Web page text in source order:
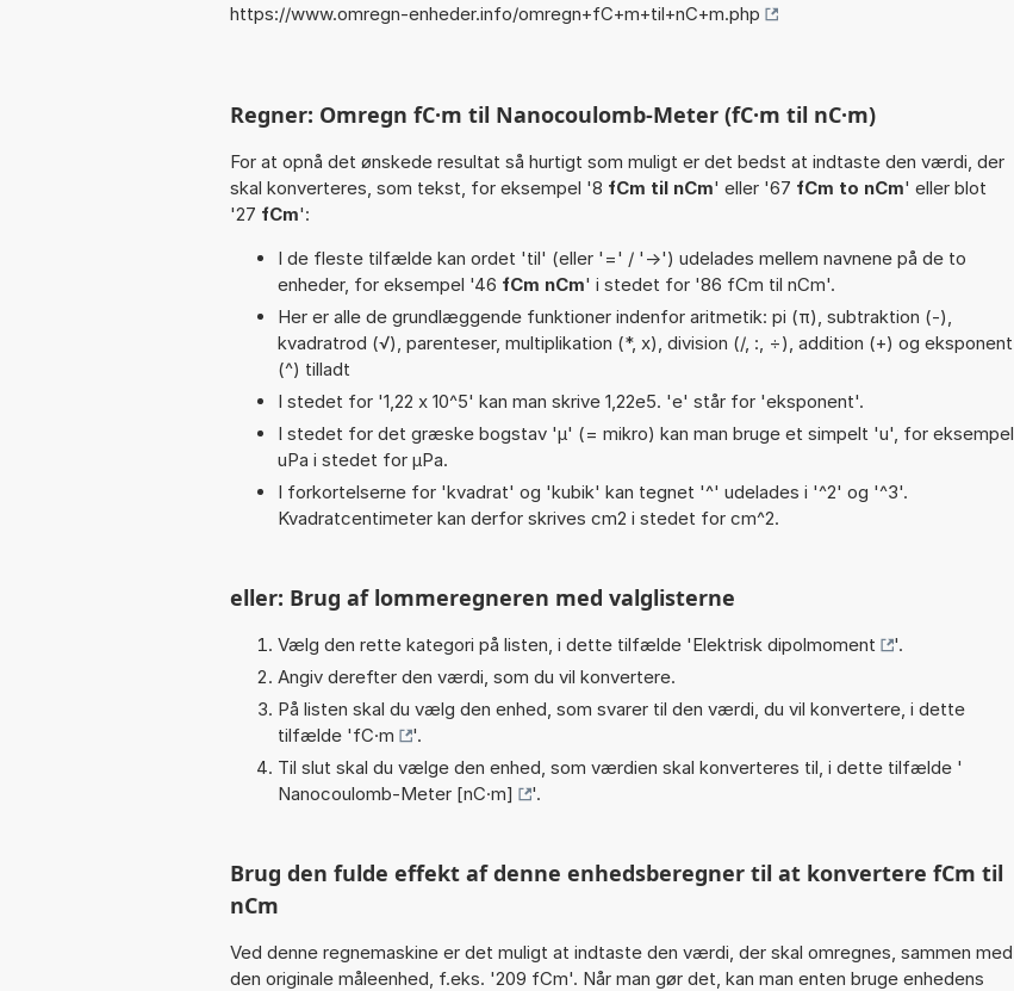
https://www.omregn-enheder.info/omregn+fC+m+til+nC+m.php
Regner: Omregn fC·m til Nanocoulomb-Meter (fC·m til nC·m)
For at opnå det ønskede resultat så hurtigt som muligt er det bedst at indtaste den værdi, der
skal konverteres, som tekst, for eksempel '8 fCm til nCm' eller '67 fCm to nCm' eller blot
'27 fCm':
I de fleste tilfælde kan ordet 'til' (eller '=' / '->') udelades mellem navnene på de to
enheder, for eksempel '46 fCm nCm' i stedet for '86 fCm til nCm'.
Her er alle de grundlæggende funktioner indenfor aritmetik: pi (π), subtraktion (-),
kvadratrod (√), parenteser, multiplikation (*, x), division (/, :, ÷), addition (+) og eksponent
(^) tilladt
I stedet for '1,22 x 10^5' kan man skrive 1,22e5. 'e' står for 'eksponent'.
I stedet for det græske bogstav 'µ' (= mikro) kan man bruge et simpelt 'u', for eksempel
uPa i stedet for µPa.
I forkortelserne for 'kvadrat' og 'kubik' kan tegnet '^' udelades i '^2' og '^3'.
Kvadratcentimeter kan derfor skrives cm2 i stedet for cm^2.
eller: Brug af lommeregneren med valglisterne
Vælg den rette kategori på listen, i dette tilfælde 'Elektrisk dipolmoment
'.
Angiv derefter den værdi, som du vil konvertere.
På listen skal du vælg den enhed, som svarer til den værdi, du vil konvertere, i dette
tilfælde 'fC·m
'.
Til slut skal du vælge den enhed, som værdien skal konverteres til, i dette tilfælde '
Nanocoulomb-Meter [nC·m]
'.
Brug den fulde effekt af denne enhedsberegner til at konvertere fCm til
nCm
Ved denne regnemaskine er det muligt at indtaste den værdi, der skal omregnes, sammen med
den originale måleenhed, f.eks. '209 fCm'. Når man gør det, kan man enten bruge enhedens